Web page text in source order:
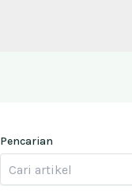
Pencarian